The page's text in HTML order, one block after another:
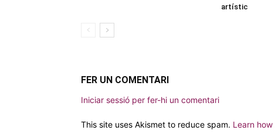
artístic
FER UN COMENTARI
Iniciar sessió per fer-hi un comentari
This site uses Akismet to reduce spam. Learn